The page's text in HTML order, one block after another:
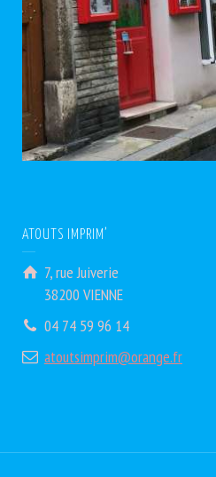
ATOUTS IMPRIM’
7, rue Juiverie
38200 VIENNE
04 74 59 96 14
atoutsimprim@orange.fr